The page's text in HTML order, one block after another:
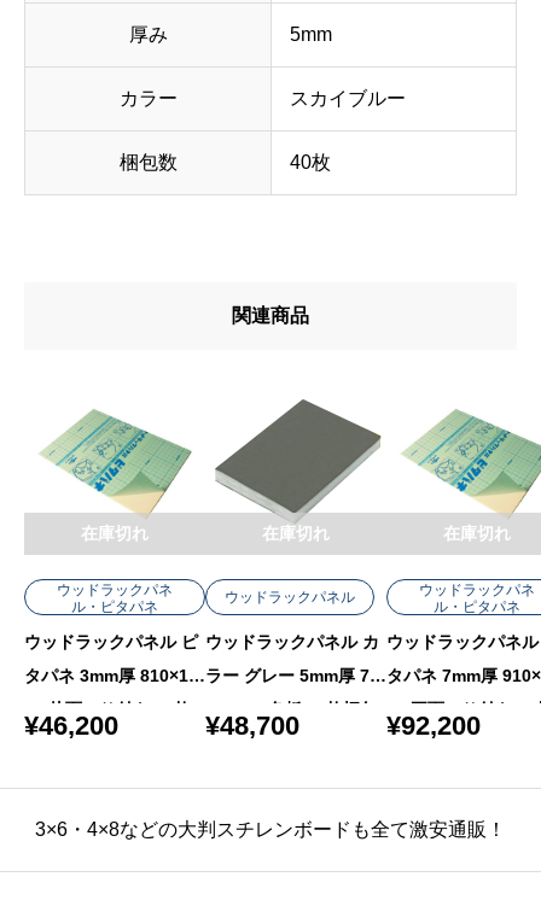
厚み 5mm
カラー スカイブルー
梱包数 40枚
関連商品
ウッドラックパネ
ル・ピタパネ
ウッドラックパネル ピ
タパネ 3mm厚 810×11
20 片面のり付き 50枚
¥46,200
在庫切れ
ウッドラックパネル
ウッドラックパネル カ
ラー グレー 5mm厚 76
0×1080 色板 40枚梱包
¥48,700
在庫切れ
ウッドラックパネ
ル・ピタパネ
ウッドラックパネ
タパネ 7mm厚
20 両面のり付き 20
¥92,200
在庫切れ
3×6・4×8などの大判スチレンボードも全て激安通販！